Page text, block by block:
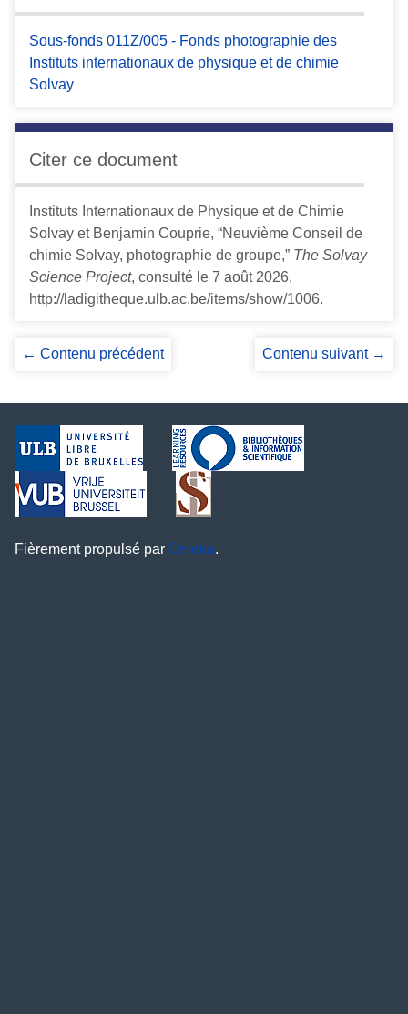
Sous-fonds 011Z/005 - Fonds photographie des
Instituts internationaux de physique et de chimie
Solvay
Citer ce document
Instituts Internationaux de Physique et de Chimie
Solvay et Benjamin Couprie, “Neuvième Conseil de
chimie Solvay, photographie de groupe,” The Solvay
Science Project, consulté le 7 août 2026,
http://ladigitheque.ulb.ac.be/items/show/1006.
← Contenu précédent Contenu suivant →
Fièrement propulsé par Omeka.